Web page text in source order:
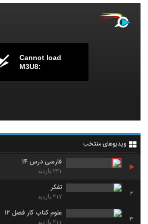
Cannot load
M3U8:
ویدیوهای منتخب
فارسی درس ۱۴
۲۲۱ بازدید
2
تفکر
۲۱۷ بازدید
3
علوم کتاب کار فصل ۱۲
۲۱۱ بازدید